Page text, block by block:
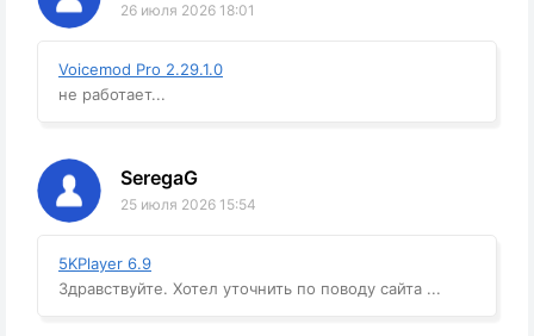
26 июля 2026 18:01
Voicemod Pro 2.29.1.0
не работает...
SeregaG
25 июля 2026 15:54
5KPlayer 6.9
Здравствуйте. Хотел уточнить по поводу сайта ...